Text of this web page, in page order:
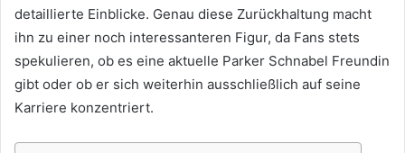
detaillierte Einblicke. Genau diese Zurückhaltung macht
ihn zu einer noch interessanteren Figur, da Fans stets
spekulieren, ob es eine aktuelle Parker Schnabel Freundin
gibt oder ob er sich weiterhin ausschließlich auf seine
Karriere konzentriert.